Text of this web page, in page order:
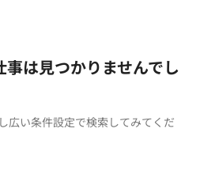
は見つかりませんでし
広い条件設定で検索してみてくだ